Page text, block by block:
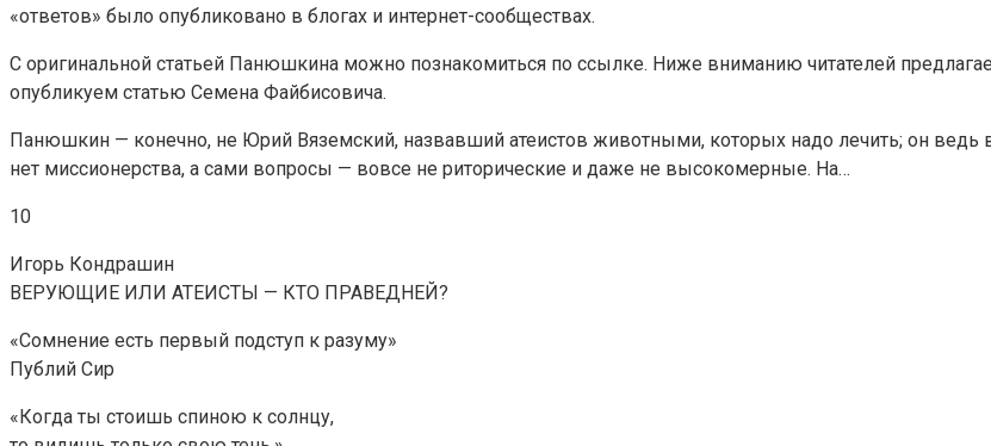
«ответов» было опубликовано в блогах и интернет-сообществах.
С оригинальной статьей Панюшкина можно познакомиться по ссылке. Ниже вниманию читателей
опубликуем статью Семена Файбисовича.
Панюшкин — конечно, не Юрий Вяземский, назвавший атеистов животными, которых надо лечить; он ведь
нет миссионерства, а сами вопросы — вовсе не риторические и даже не высокомерные. На…
10
Игорь Кондрашин
ВЕРУЮЩИЕ ИЛИ АТЕИСТЫ — КТО ПРАВЕДНЕЙ?
«Сомнение есть первый подступ к разуму»
Публий Сир
«Когда ты стоишь спиною к солнцу,